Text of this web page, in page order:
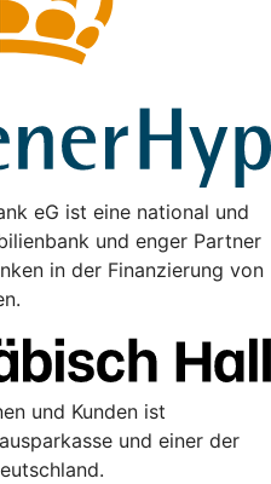
eG ist eine national und
und enger Partner
in der Finanzierung von
und Kunden ist
und einer der